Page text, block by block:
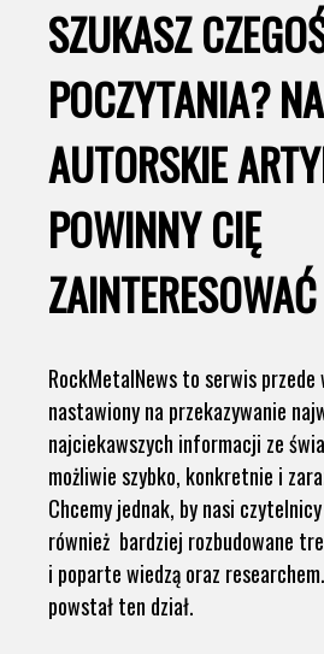
SZUKASZ
POCZYTANIA?
AUTORSKIE
POWINNY CIĘ
ZAINTERESOWAĆ
RockMetalNews to serwis przede
nastawiony na przekazywanie
najciekawszych informacji ze
możliwie szybko, konkretnie i
Chcemy jednak, by nasi
również bardziej rozbudowane
i poparte wiedzą oraz
powstał ten dział.